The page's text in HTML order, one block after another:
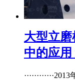
大型立
中的应